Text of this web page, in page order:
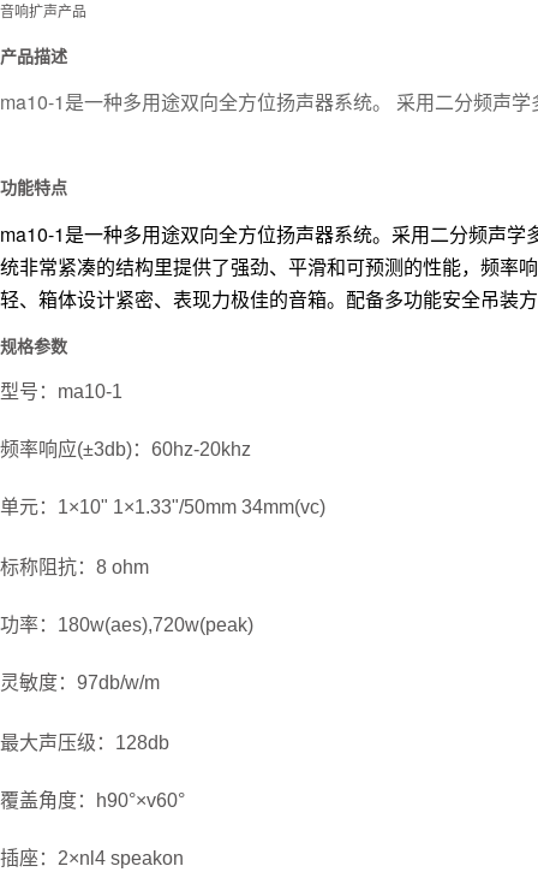
音响扩声产品
产品描述
ma10-1是一种多用途双向全方位扬声器系统。 采用二分频声
功能特点
ma10-1是一种多用途双向全方位扬声器系统。 采用二分频声学
统非常紧凑的结构里提供了强劲、平滑和可预测的性能，频率
轻、箱体设计紧密、表现力极佳的音箱。配备多功能安全吊装
规格参数
型号：ma10-1
频率响应(±3db)：60hz-20khz
单元：1×10" 1×1.33"/50mm 34mm(vc)
标称阻抗：8 ohm
功率：180w(aes),720w(peak)
灵敏度：97db/w/m
最大声压级：128db
覆盖角度：h90°×v60°
插座：2×nl4 speakon